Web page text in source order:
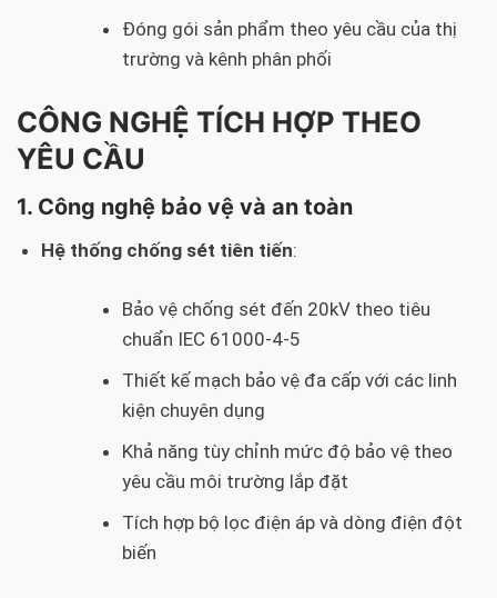
Đóng gói sản phẩm theo yêu cầu của thị
trường và kênh phân phối
CÔNG NGHỆ TÍCH HỢP THEO
YÊU CẦU
1. Công nghệ bảo vệ và an toàn
Hệ thống chống sét tiên tiến:
Bảo vệ chống sét đến 20kV theo tiêu
chuẩn IEC 61000-4-5
Thiết kế mạch bảo vệ đa cấp với các linh
kiện chuyên dụng
Khả năng tùy chỉnh mức độ bảo vệ theo
yêu cầu môi trường lắp đặt
Tích hợp bộ lọc điện áp và dòng điện đột
biến